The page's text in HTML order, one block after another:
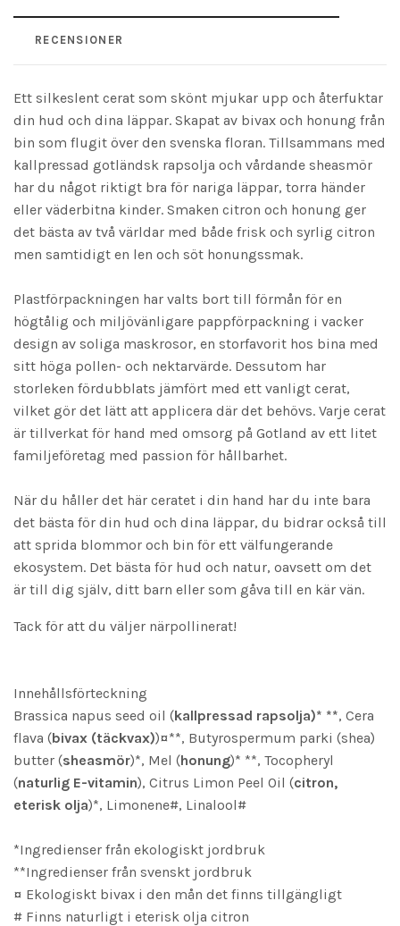
RECENSIONER
Ett silkeslent cerat som skönt mjukar upp och återfuktar
din hud och dina läppar. Skapat av bivax och honung från
bin som flugit över den svenska floran. Tillsammans med
kallpressad gotländsk rapsolja och vårdande sheasmör
har du något riktigt bra för nariga läppar, torra händer
eller väderbitna kinder. Smaken citron och honung ger
det bästa av två världar med både frisk och syrlig citron
men samtidigt en len och söt honungssmak.
Plastförpackningen har valts bort till förmån för en
högtålig och miljövänligare pappförpackning i vacker
design av soliga maskrosor, en storfavorit hos bina med
sitt höga pollen- och nektarvärde. Dessutom har
storleken fördubblats jämfört med ett vanligt cerat,
vilket gör det lätt att applicera där det behövs. Varje cerat
är tillverkat för hand med omsorg på Gotland av ett litet
familjeföretag med passion för hållbarhet.
När du håller det här ceratet i din hand har du inte bara
det bästa för din hud och dina läppar, du bidrar också till
att sprida blommor och bin för ett välfungerande
ekosystem. Det bästa för hud och natur, oavsett om det
är till dig själv, ditt barn eller som gåva till en kär vän.
Tack för att du väljer närpollinerat!
Innehållsförteckning
Brassica napus seed oil (kallpressad rapsolja)* **, Cera
flava (bivax (täckvax))¤**, Butyrospermum parki (shea)
butter (sheasmör)*, Mel (honung)* **, Tocopheryl
(naturlig E-vitamin), Citrus Limon Peel Oil (citron,
eterisk olja)*, Limonene#, Linalool#
*Ingredienser från ekologiskt jordbruk
**Ingredienser från svenskt jordbruk
¤ Ekologiskt bivax i den mån det finns tillgängligt
# Finns naturligt i eterisk olja citron